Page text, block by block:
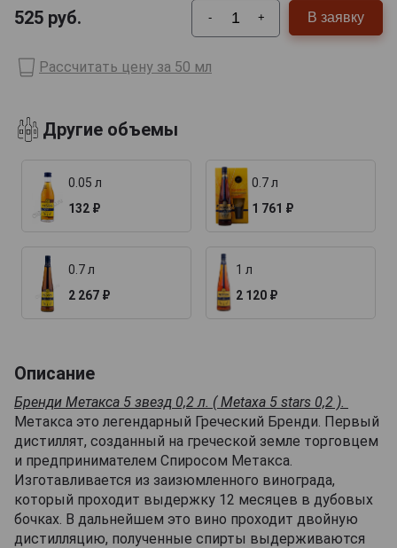
525 руб. - + В заявку
Рассчитать цену за 50 мл
Другие объемы
0.05 л
132 ₽
0.7 л
1 761 ₽
0.7 л
2 267 ₽
1 л
2 120 ₽
Описание
Бренди Метакса 5 звезд 0,2 л. ( Metaxa 5 stars 0,2 ).
Метакса это легендарный Греческий Бренди. Первый
дистиллят, созданный на греческой земле торговцем
и предпринимателем Спиросом Метакса.
Изготавливается из заизюмленного винограда,
который проходит выдержку 12 месяцев в дубовых
бочках. В дальнейшем это вино проходит двойную
дистилляцию, полученные спирты выдерживаются